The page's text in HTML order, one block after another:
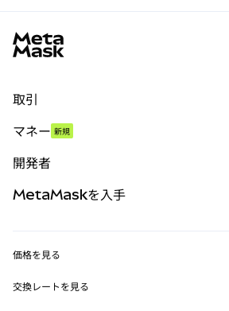
取引
パーペチュアル
RWA
マネー 新規
開発者
MetaMask Connect
MetaMaskを入手
価格を見る
イーサリアムの価格
交換レートを見る